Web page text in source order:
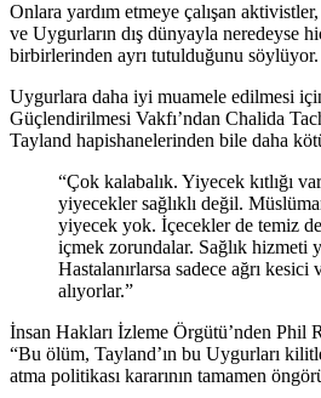
Onlara yardım etmeye çalışan
ve Uygurların dış dünyayla neredeyse
birbirlerinden ayrı tutulduğunu söylüyor.
Uygurlara daha iyi muamele edilmesi
Güçlendirilmesi Vakfı’ndan Chalida
Tayland hapishanelerinden bile daha
“Çok kalabalık. Yiyecek kıtlığı
yiyecekler sağlıklı değil.
yiyecek yok. İçecekler de temiz
içmek zorundalar. Sağlık hizmeti
Hastalanırlarsa sadece ağrı
alıyorlar.”
İnsan Hakları İzleme Örgütü’nden Phil
“Bu ölüm, Tayland’ın bu Uygurları
atma politikası kararının tamamen